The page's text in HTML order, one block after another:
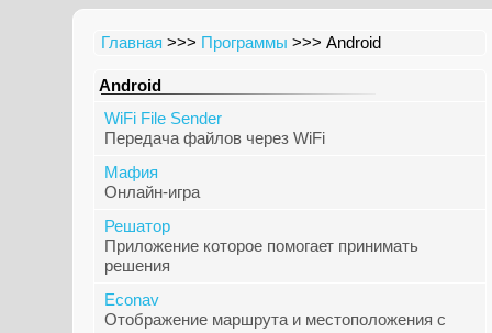
Главная >>> Программы >>> Android
Android
WiFi File Sender
Передача файлов через WiFi
Мафия
Онлайн-игра
Решатор
Приложение которое помогает принимать
решения
Econav
Отображение маршрута и местоположения с